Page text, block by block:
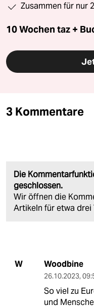
Zusammen für nur
10 Wochen taz +
3 Kommentare
Die
geschlossen.
Wir öffnen die
Artikeln für etwa drei
W Woodbine
26.10.2023,
So viel zu
und